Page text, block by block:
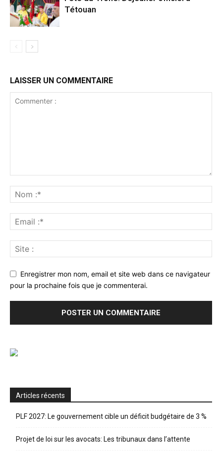
Tétouan
LAISSER UN COMMENTAIRE
Enregistrer mon nom, email et site web dans ce navigateur
pour la prochaine fois que je commenterai.
Articles récents
PLF 2027: Le gouvernement cible un déficit budgétaire de 3 %
Projet de loi sur les avocats: Les tribunaux dans l’attente